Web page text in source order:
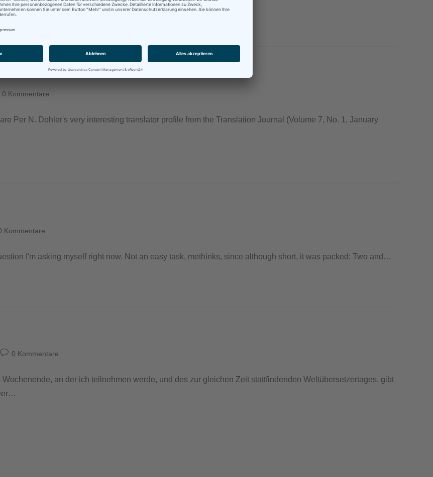
0 Kommentare
Per N. Dohler's very interesting translator profile from the Translation Journal (Volume 7, No. 1, January
Kommentare
I'm asking myself right now. Not an easy task, methinks, since although short, it was packed: Two and…
0 Kommentare
an der ich teilnehmen werde, und des zur gleichen Zeit stattfindenden Weltübersetzertages, gibt